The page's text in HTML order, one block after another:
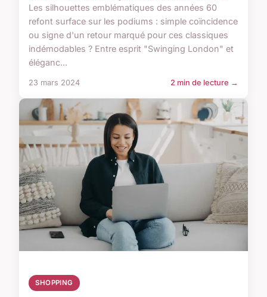
Les silhouettes emblématiques des années 60
refont surface sur les podiums : simple coïncidence
ou signe d'un retour marqué pour ces classiques
indémodables ? Entre esprit "Swinging London" et
éléganc...
23 mars 2024 2 min de lecture →
SHOPPING